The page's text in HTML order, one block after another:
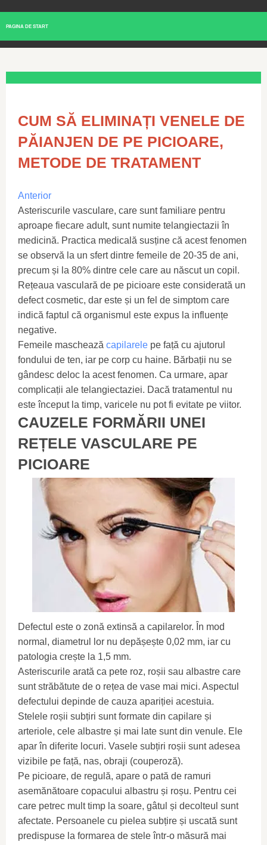
PAGINA DE START
CUM SĂ ELIMINAȚI VENELE DE
PĂIANJEN DE PE PICIOARE,
METODE DE TRATAMENT
Anterior
Asteriscurile vasculare, care sunt familiare pentru
aproape fiecare adult, sunt numite telangiectazii în
medicină. Practica medicală susține că acest fenomen
se observă la un sfert dintre femeile de 20-35 de ani,
precum și la 80% dintre cele care au născut un copil.
Rețeaua vasculară de pe picioare este considerată un
defect cosmetic, dar este și un fel de simptom care
indică faptul că organismul este expus la influențe
negative.
Femeile maschează capilarele pe față cu ajutorul
fondului de ten, iar pe corp cu haine. Bărbații nu se
gândesc deloc la acest fenomen. Ca urmare, apar
complicații ale telangiectaziei. Dacă tratamentul nu
este început la timp, varicele nu pot fi evitate pe viitor.
CAUZELE FORMĂRII UNEI
REȚELE VASCULARE PE
PICIOARE
Defectul este o zonă extinsă a capilarelor. În mod
normal, diametrul lor nu depășește 0,02 mm, iar cu
patologia crește la 1,5 mm.
Asteriscurile arată ca pete roz, roșii sau albastre care
sunt străbătute de o rețea de vase mai mici. Aspectul
defectului depinde de cauza apariției acestuia.
Stelele roșii subțiri sunt formate din capilare și
arteriole, cele albastre și mai late sunt din venule. Ele
apar în diferite locuri. Vasele subțiri roșii sunt adesea
vizibile pe față, nas, obraji (couperoză).
Pe picioare, de regulă, apare o pată de ramuri
asemănătoare copacului albastru și roșu. Pentru cei
care petrec mult timp la soare, gâtul și decolteul sunt
afectate. Persoanele cu pielea subțire și uscată sunt
predispuse la formarea de stele într-o măsură mai